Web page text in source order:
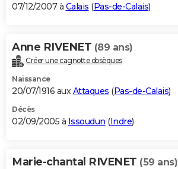
07/12/2007 à Calais (Pas-de-Calais)
Anne RIVENET (89 ans)
Créer une cagnotte obsèques
Naissance
20/07/1916 auxAttaques (Pas-de-Calais)
Décès
02/09/2005 à Issoudun (Indre)
Marie-chantal RIVENET (59 ans)